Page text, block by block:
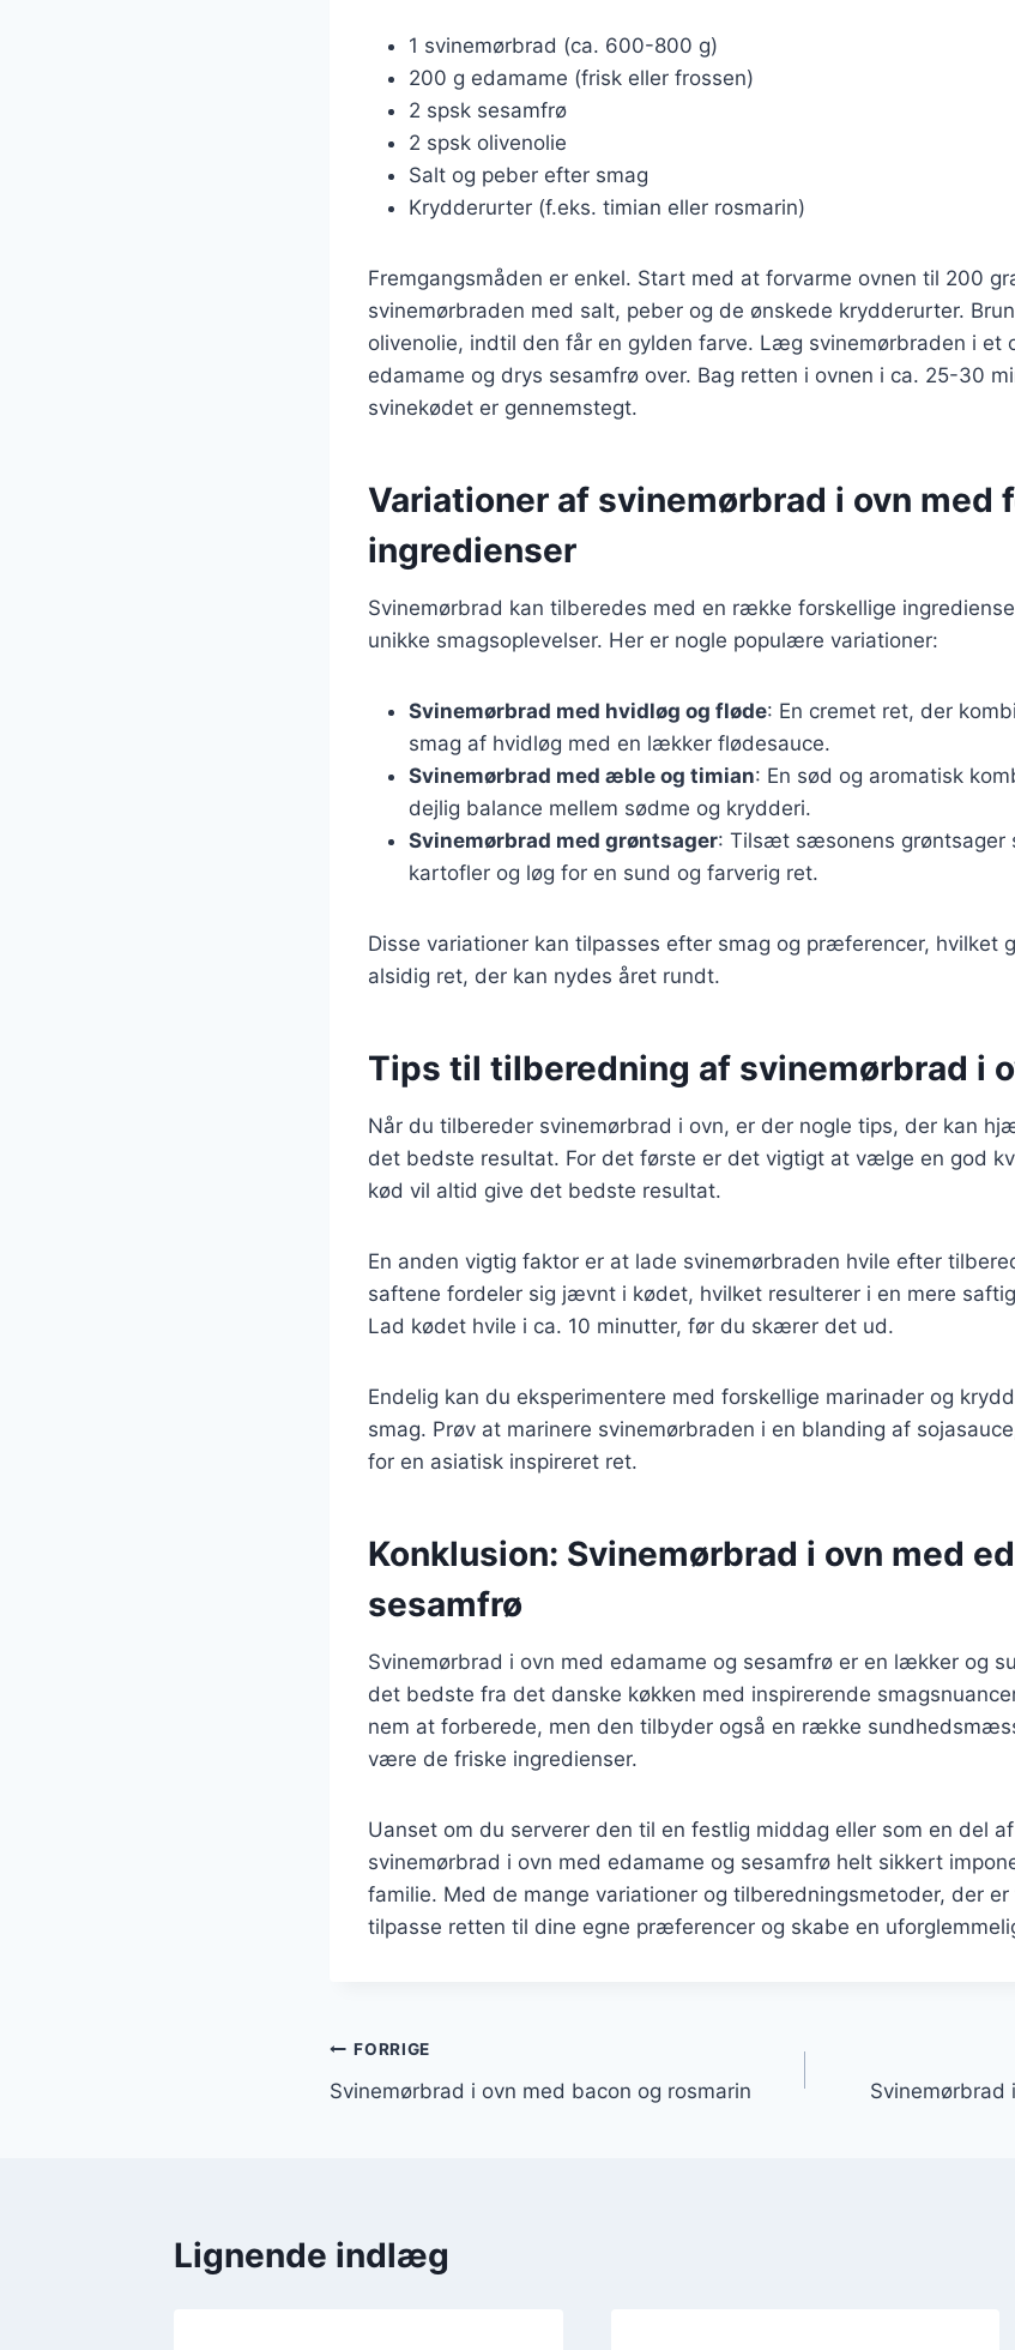
1 svinemørbrad (ca. 600-800 g)
200 g edamame (frisk eller frossen)
2 spsk sesamfrø
2 spsk olivenolie
Salt og peber efter smag
Krydderurter (f.eks. timian eller rosmarin)
Fremgangsmåden er enkel. Start med at forvarme ovnen til 200
svinemørbraden med salt, peber og de ønskede krydderurter.
olivenolie, indtil den får en gylden farve. Læg svinemørbraden i
edamame og drys sesamfrø over. Bag retten i ovnen i ca. 25-30
svinekødet er gennemstegt.
Variationer af svinemørbrad i ovn med
ingredienser
Svinemørbrad kan tilberedes med en række forskellige
unikke smagsoplevelser. Her er nogle populære variationer:
Svinemørbrad med hvidløg og fløde: En cremet ret, der
smag af hvidløg med en lækker flødesauce.
Svinemørbrad med æble og timian: En sød og aromatisk
dejlig balance mellem sødme og krydderi.
Svinemørbrad med grøntsager: Tilsæt sæsonens grøntsager
kartofler og løg for en sund og farverig ret.
Disse variationer kan tilpasses efter smag og præferencer, hvilket
alsidig ret, der kan nydes året rundt.
Tips til tilberedning af svinemørbrad i
Når du tilbereder svinemørbrad i ovn, er der nogle tips, der kan
det bedste resultat. For det første er det vigtigt at vælge en god
kød vil altid give det bedste resultat.
En anden vigtig faktor er at lade svinemørbraden hvile efter
saftene fordeler sig jævnt i kødet, hvilket resulterer i en mere
Lad kødet hvile i ca. 10 minutter, før du skærer det ud.
Endelig kan du eksperimentere med forskellige marinader og
smag. Prøv at marinere svinemørbraden i en blanding af
for en asiatisk inspireret ret.
Konklusion: Svinemørbrad i ovn med
sesamfrø
Svinemørbrad i ovn med edamame og sesamfrø er en lækker og
det bedste fra det danske køkken med inspirerende
nem at forberede, men den tilbyder også en række
være de friske ingredienser.
Uanset om du serverer den til en festlig middag eller som en del
svinemørbrad i ovn med edamame og sesamfrø helt sikkert
familie. Med de mange variationer og tilberedningsmetoder, der
tilpasse retten til dine egne præferencer og skabe en
Indlægsnavigation
FORRIGE
Svinemørbrad i ovn med bacon og rosmarin Svinemørbrad
Lignende indlæg